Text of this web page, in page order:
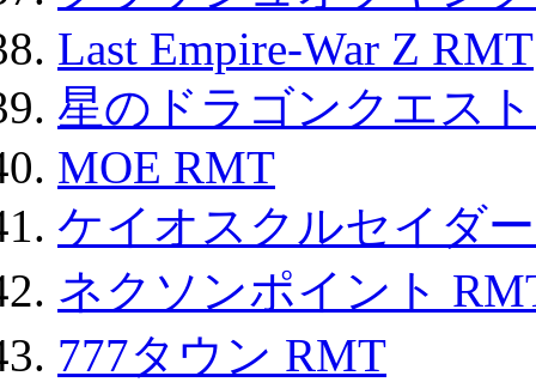
Last Empire-War Z RMT
星のドラゴンクエス
MOE RMT
ケイオスクルセイダ
ネクソンポイント
777タウン RMT